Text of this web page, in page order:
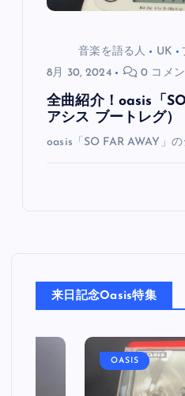
音楽を語る人 UK
8月 30, 2024
0 コメン
全曲紹介！oasis「
アシス ブートレグ）
oasis「SO FAR AWAY」
来日記念Oasis特集
OASIS